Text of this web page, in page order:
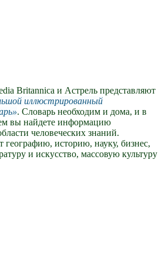
Britannica и Астрель представляют
иллюстрированный
. Словарь необходим и дома, и в
вы найдете информацию
человеческих знаний.
географию, историю, науку, бизнес,
и искусство, массовую культуру